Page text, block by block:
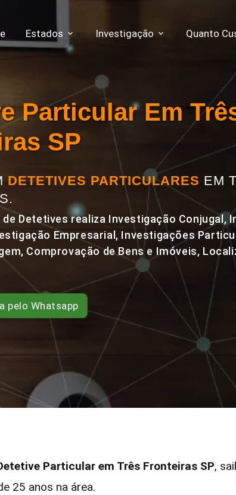
Estados Investigação Quanto
Particular Em
SP
DETETIVES PARTICULARES EM
Detetives realiza Investigação Conjugal,
Empresarial, Investigações
Comprovação de Bens e Imóveis,
pelo Whatsapp
Particular em Três Fronteiras SP,
25 anos na área.